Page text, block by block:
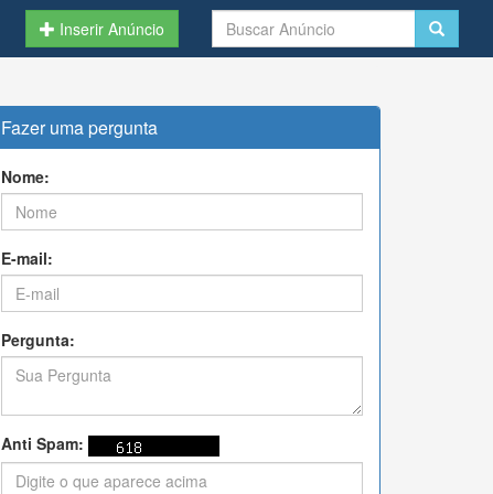
Inserir Anúncio
Fazer uma pergunta
Nome:
E-mail:
Pergunta:
Anti Spam: